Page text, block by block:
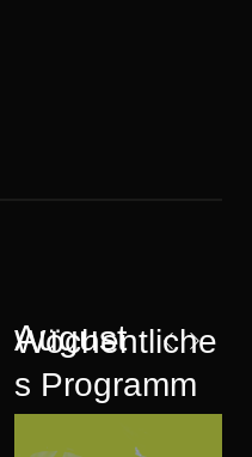
Wöchentliche
s Programm
August